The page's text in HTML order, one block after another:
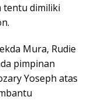
tentu dimiliki
Mura, Rudie
pimpinan
Yoseph atas